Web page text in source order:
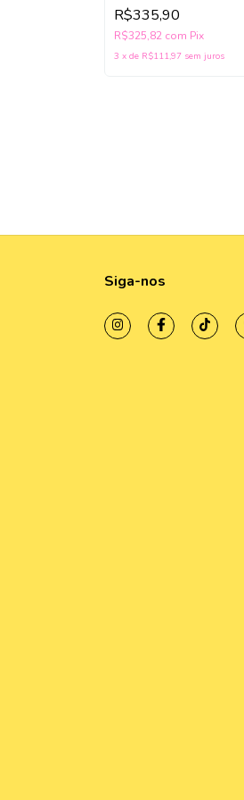
R$335,90
R$325,82 com Pix
3 x de R$111,97 sem juros
Siga-nos